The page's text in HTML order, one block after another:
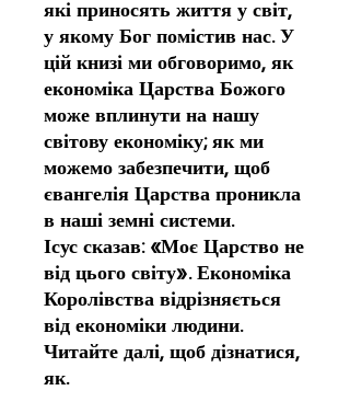
які приносять життя у світ,
у якому Бог помістив нас. У
цій книзі ми обговоримо, як
економіка Царства Божого
може вплинути на нашу
світову економіку; як ми
можемо забезпечити, щоб
євангелія Царства проникла
в наші земні системи.
Ісус сказав: «Моє Царство не
від цього світу». Економіка
Королівства відрізняється
від економіки людини.
Читайте далі, щоб дізнатися,
як.